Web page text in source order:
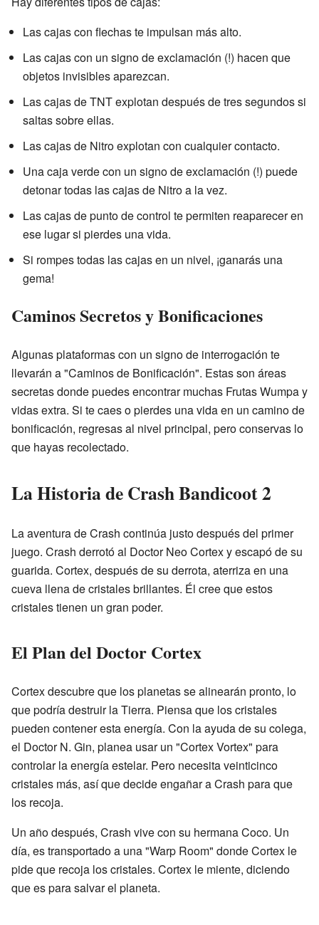
Las cajas con flechas te impulsan más alto.
Las cajas con un signo de exclamación (!) hacen que
objetos invisibles aparezcan.
Las cajas de TNT explotan después de tres segundos si
saltas sobre ellas.
Las cajas de Nitro explotan con cualquier contacto.
Una caja verde con un signo de exclamación (!) puede
detonar todas las cajas de Nitro a la vez.
Las cajas de punto de control te permiten reaparecer en
ese lugar si pierdes una vida.
Si rompes todas las cajas en un nivel, ¡ganarás una
gema!
Caminos Secretos y Bonificaciones
Algunas plataformas con un signo de interrogación te
llevarán a "Caminos de Bonificación". Estas son áreas
secretas donde puedes encontrar muchas Frutas Wumpa y
vidas extra. Si te caes o pierdes una vida en un camino de
bonificación, regresas al nivel principal, pero conservas lo
que hayas recolectado.
La Historia de Crash Bandicoot 2
La aventura de Crash continúa justo después del primer
juego. Crash derrotó al Doctor Neo Cortex y escapó de su
guarida. Cortex, después de su derrota, aterriza en una
cueva llena de cristales brillantes. Él cree que estos
cristales tienen un gran poder.
El Plan del Doctor Cortex
Cortex descubre que los planetas se alinearán pronto, lo
que podría destruir la Tierra. Piensa que los cristales
pueden contener esta energía. Con la ayuda de su colega,
el Doctor N. Gin, planea usar un "Cortex Vortex" para
controlar la energía estelar. Pero necesita veinticinco
cristales más, así que decide engañar a Crash para que
los recoja.
Un año después, Crash vive con su hermana Coco. Un
día, es transportado a una "Warp Room" donde Cortex le
pide que recoja los cristales. Cortex le miente, diciendo
que es para salvar el planeta.